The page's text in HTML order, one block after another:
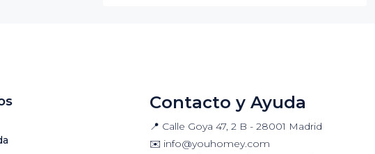
Contacto y Ayuda
📍 Calle Goya 47, 2 B - 28001 Madrid
✉️ info@youhomey.com